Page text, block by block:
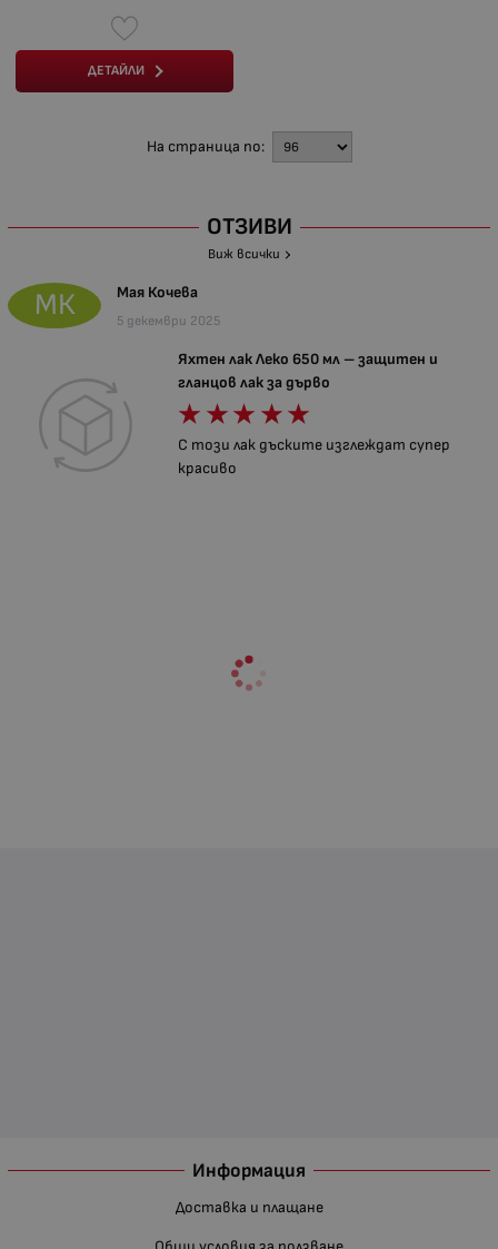
ДЕТАЙЛИ
На страница по:
ОТЗИВИ
Виж всички
МК Мая Кочева
5 декември 2025
Яхтен лак Леко 650 мл – защитен и
гланцов лак за дърво
С този лак дъските изглеждат супер
красиво
Информация
Доставка и плащане